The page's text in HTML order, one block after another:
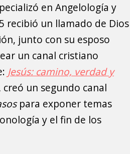
en Angelología y
recibió un llamado de Dios
junto con su esposo
un canal cristiano
Jesús: camino, verdad y
un segundo canal
para exponer temas
y el fin de los